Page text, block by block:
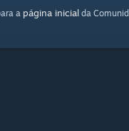
a página inicial da